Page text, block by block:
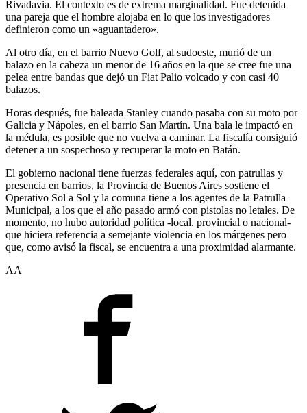
Rivadavia. El contexto es de extrema marginalidad. Fue detenida
una pareja que el hombre alojaba en lo que los investigadores
definieron como un «aguantadero».
Al otro día, en el barrio Nuevo Golf, al sudoeste, murió de un
balazo en la cabeza un menor de 16 años en la que se cree fue una
pelea entre bandas que dejó un Fiat Palio volcado y con casi 40
balazos.
Horas después, fue baleada Stanley cuando pasaba con su moto por
Galicia y Nápoles, en el barrio San Martín. Una bala le impactó en
la médula, es posible que no vuelva a caminar. La fiscalía consiguió
detener a un sospechoso y recuperar la moto en Batán.
El gobierno nacional tiene fuerzas federales aquí, con patrullas y
presencia en barrios, la Provincia de Buenos Aires sostiene el
Operativo Sol a Sol y la comuna tiene a los agentes de la Patrulla
Municipal, a los que el año pasado armó con pistolas no letales. De
momento, no hubo autoridad política -local. provincial o nacional-
que hiciera referencia a semejante violencia en los márgenes pero
que, como avisó la fiscal, se encuentra a una proximidad alarmante.
AA